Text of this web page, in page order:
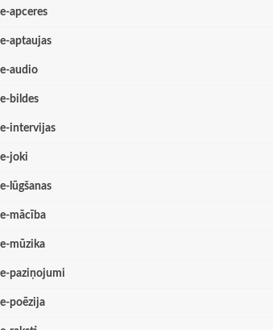
e-apceres
e-aptaujas
e-audio
e-bildes
e-intervijas
e-joki
e-lūgšanas
e-mācība
e-mūzika
e-paziņojumi
e-poēzija